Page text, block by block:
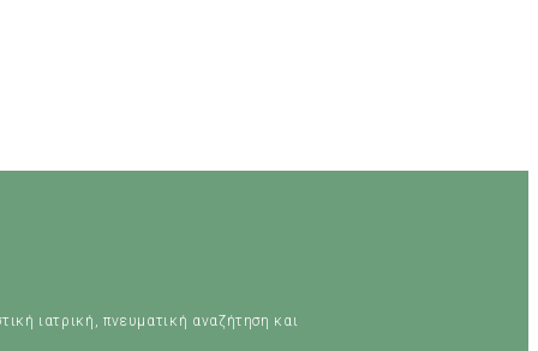
ιατρική, πνευματική αναζήτηση και